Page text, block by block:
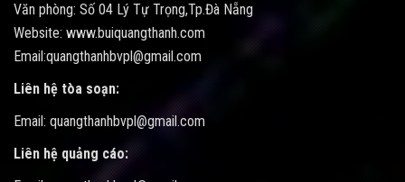
Văn phòng: Số 04 Lý Tự Trọng,Tp.Đà Nẵng
Website: www.buiquangthanh.com
Email:quangthanhbvpl@gmail.com
Liên hệ tòa soạn:
Email: quangthanhbvpl@gmail.com
Liên hệ quảng cáo: